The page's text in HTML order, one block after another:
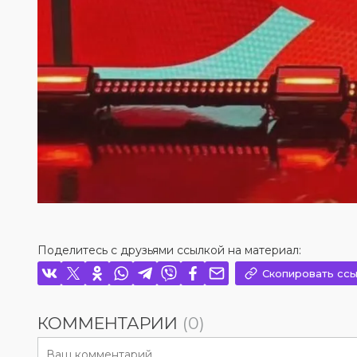
Поделитесь с друзьями ссылкой на материал:
Скопировать
КОММЕНТАРИИ (0)